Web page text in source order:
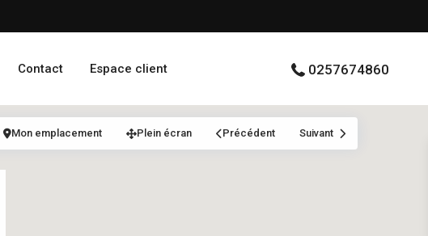
Contact Espace client 0257674860
Mon emplacement Plein écran Précédent Suivant